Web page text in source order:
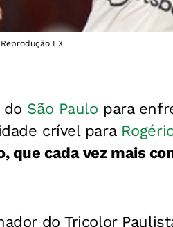
I X
do São Paulo para
crível para
que cada vez mais
do Tricolor